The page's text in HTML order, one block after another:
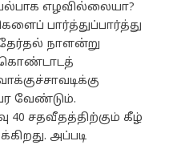
எழவில்லையா?
பார்த்துப்பார்த்து
நாளன்று
கொண்டாடத்
வேண்டும்.
40 சதவீதத்திற்கும் கீழ்
அப்படி